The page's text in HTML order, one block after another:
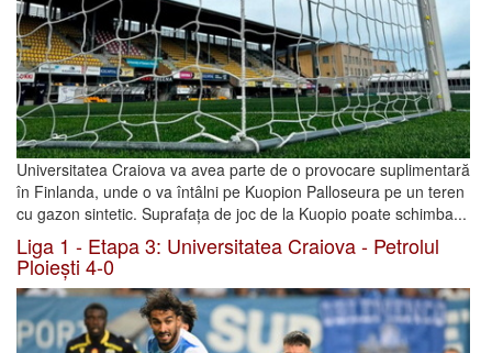
Universitatea Craiova va avea parte de o provocare suplimentară
în Finlanda, unde o va întâlni pe Kuopion Palloseura pe un teren
cu gazon sintetic. Suprafața de joc de la Kuopio poate schimba...
Liga 1 - Etapa 3: Universitatea Craiova - Petrolul
Ploiești 4-0